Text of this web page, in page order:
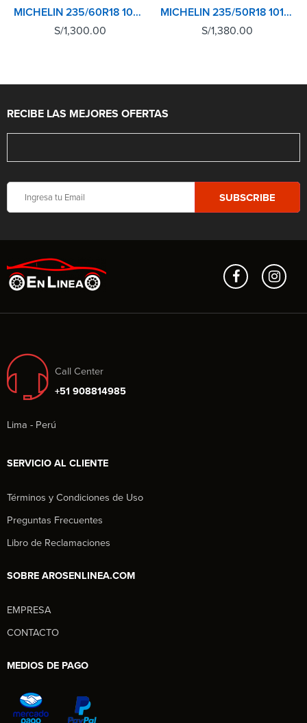
MICHELIN 235/60R18 103V XL TL PRIMACY SUV+
S/1,300.00
MICHELIN 235/50R18 101Y XL TL PRIMACY 4+
S/1,380.00
RECIBE LAS MEJORES OFERTAS
Call Center
+51 908814985
Lima - Perú
SERVICIO AL CLIENTE
Términos y Condiciones de Uso
Preguntas Frecuentes
Libro de Reclamaciones
SOBRE AROSENLINEA.COM
EMPRESA
CONTACTO
MEDIOS DE PAGO